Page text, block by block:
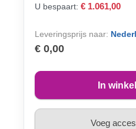
U bespaart: € 1.061,00
Leveringsprijs naar:
€ 0,00
In
Voeg